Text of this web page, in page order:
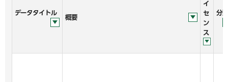
データタイトル
概要
イ
セ
ン
ス
分野